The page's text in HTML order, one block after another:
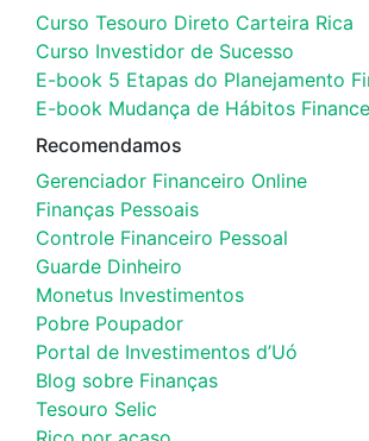
Curso Tesouro Direto Carteira Rica
Curso Investidor de Sucesso
E-book 5 Etapas do Planejamento
E-book Mudança de Hábitos
Recomendamos
Gerenciador Financeiro Online
Finanças Pessoais
Controle Financeiro Pessoal
Guarde Dinheiro
Monetus Investimentos
Pobre Poupador
Portal de Investimentos d’Uó
Blog sobre Finanças
Tesouro Selic